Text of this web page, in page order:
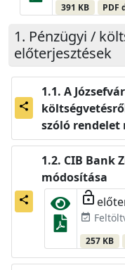
391 KB PDF
Pénzügyi /
előterjesztések
share
A
szóló rendelet
share
CIB Bank
módosítása
lock_open
event_available
257 KB